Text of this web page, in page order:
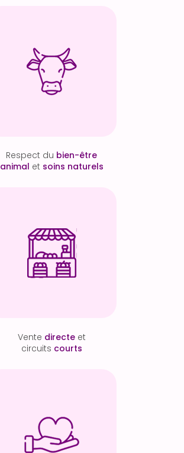
Respect du bien-être
animal et soins naturels
Vente directe et
circuits courts